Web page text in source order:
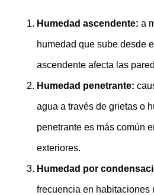
Humedad ascendente:a
humedad que sube desde
ascendente afecta las
Humedad penetrante:
agua a través de grietas o
penetrante es más común
exteriores.
Humedad por
frecuencia en habitaciones